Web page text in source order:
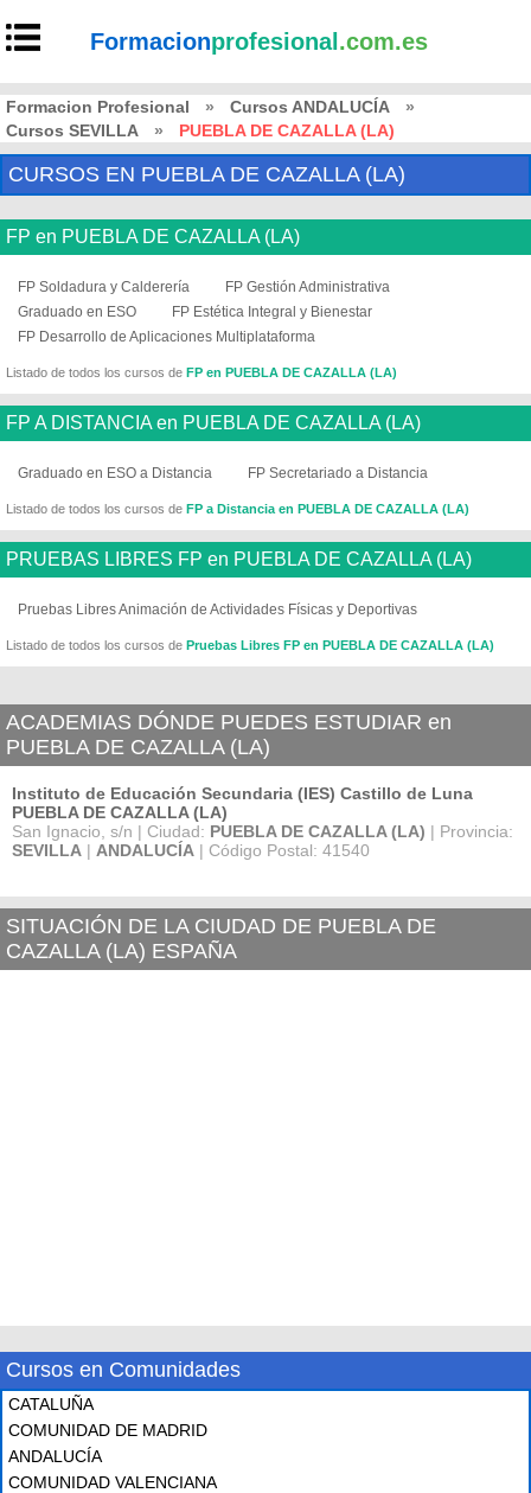
Formacionprofesional .com.es
Formacion Profesional » Cursos ANDALUCÍA
»
Cursos SEVILLA
» PUEBLA DE CAZALLA (LA)
CURSOS EN PUEBLA DE CAZALLA (LA)
FP en PUEBLA DE CAZALLA (LA)
FP Soldadura y Calderería
FP Gestión Administrativa
Graduado en ESO
FP Estética Integral y Bienestar
FP Desarrollo de Aplicaciones Multiplataforma
Listado de todos los cursos de FP en PUEBLA DE CAZALLA (LA)
FP A DISTANCIA en PUEBLA DE CAZALLA (LA)
Graduado en ESO a Distancia FP Secretariado a Distancia
Listado de todos los cursos de FP a Distancia en PUEBLA DE CAZALLA (LA)
PRUEBAS LIBRES FP en PUEBLA DE CAZALLA (LA)
Pruebas Libres Animación de Actividades Físicas y Deportivas
Listado de todos los cursos de Pruebas Libres FP en PUEBLA DE CAZALLA (LA)
ACADEMIAS DÓNDE PUEDES ESTUDIAR en
PUEBLA DE CAZALLA (LA)
Instituto de Educación Secundaria (IES) Castillo de Luna
PUEBLA DE CAZALLA (LA)
San Ignacio, s/n | Ciudad: PUEBLA DE CAZALLA (LA) | Provincia:
SEVILLA | ANDALUCÍA | Código Postal: 41540
SITUACIÓN DE LA CIUDAD DE PUEBLA DE
CAZALLA (LA) ESPAÑA
Cursos en Comunidades
CATALUÑA
COMUNIDAD DE MADRID
ANDALUCÍA
COMUNIDAD VALENCIANA